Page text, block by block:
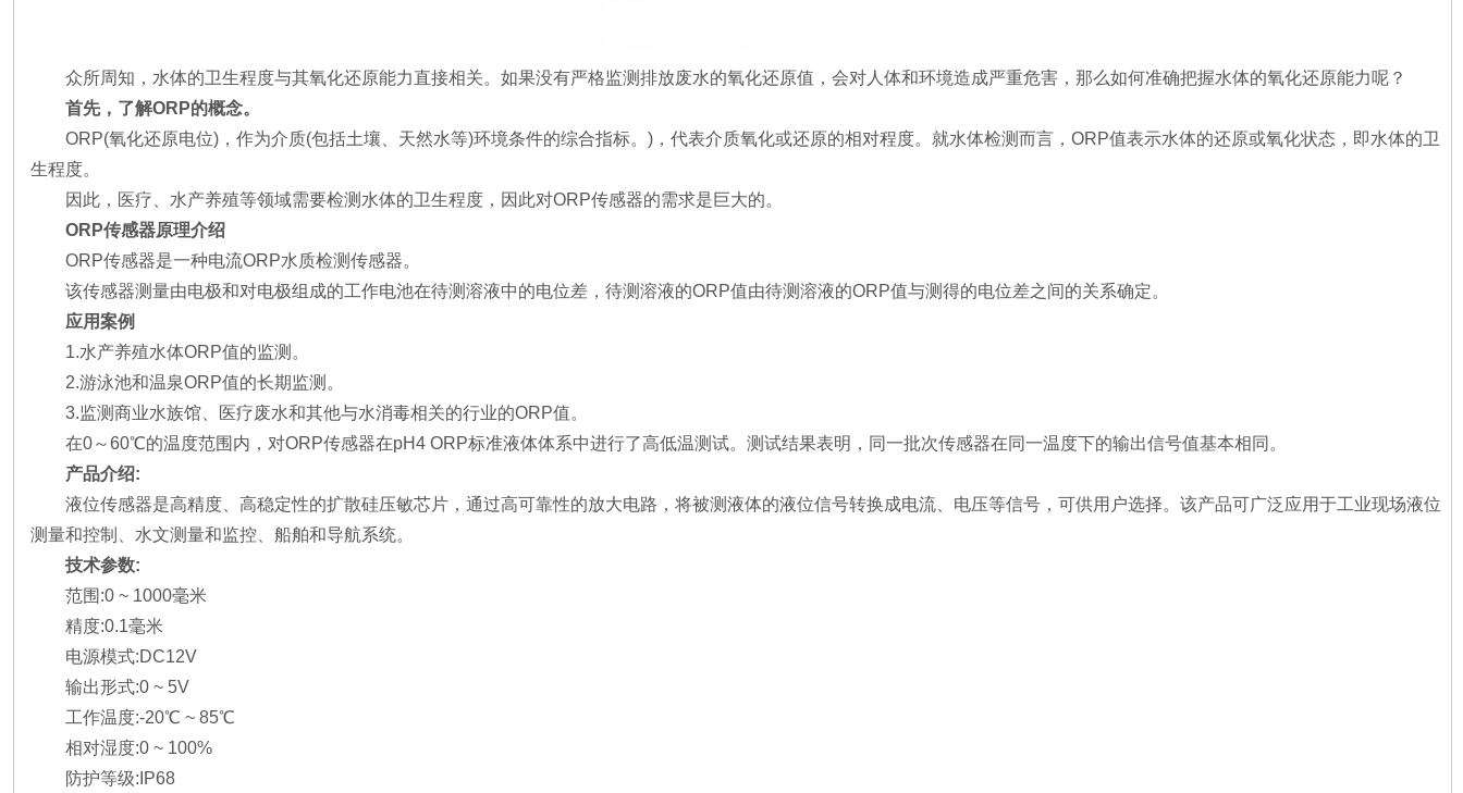
众所周知，水体的卫生程度与其氧化还原能力直接相关。如果没有严格监测排放废水的氧化还原值，会对人体和环境造成严重危害，那么如何准确把握水体的氧化还原能力呢？
首先，了解ORP的概念。
ORP(氧化还原电位)，作为介质(包括土壤、天然水等)环境条件的综合指标。)，代表介质氧化或还原的相对程度。就水体检测而言，ORP值表示水体的还原或氧化状态，即水体的卫
生程度。
因此，医疗、水产养殖等领域需要检测水体的卫生程度，因此对ORP传感器的需求是巨大的。
ORP传感器原理介绍
ORP传感器是一种电流ORP水质检测传感器。
该传感器测量由电极和对电极组成的工作电池在待测溶液中的电位差，待测溶液的ORP值由待测溶液的ORP值与测得的电位差之间的关系确定。
应用案例
1.水产养殖水体ORP值的监测。
2.游泳池和温泉ORP值的长期监测。
3.监测商业水族馆、医疗废水和其他与水消毒相关的行业的ORP值。
在0～60℃的温度范围内，对ORP传感器在pH4 ORP标准液体体系中进行了高低温测试。测试结果表明，同一批次传感器在同一温度下的输出信号值基本相同。
产品介绍:
液位传感器是高精度、高稳定性的扩散硅压敏芯片，通过高可靠性的放大电路，将被测液体的液位信号转换成电流、电压等信号，可供用户选择。该产品可广泛应用于工业现场液位
测量和控制、水文测量和监控、船舶和导航系统。
技术参数:
范围:0 ~ 1000毫米
精度:0.1毫米
电源模式:DC12V
输出形式:0 ~ 5V
工作温度:-20℃ ~ 85℃
相对湿度:0 ~ 100%
防护等级:IP68